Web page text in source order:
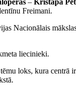
– Kristapa
Freimani.
Nacionālais
liecinieki.
loks, kura centrā